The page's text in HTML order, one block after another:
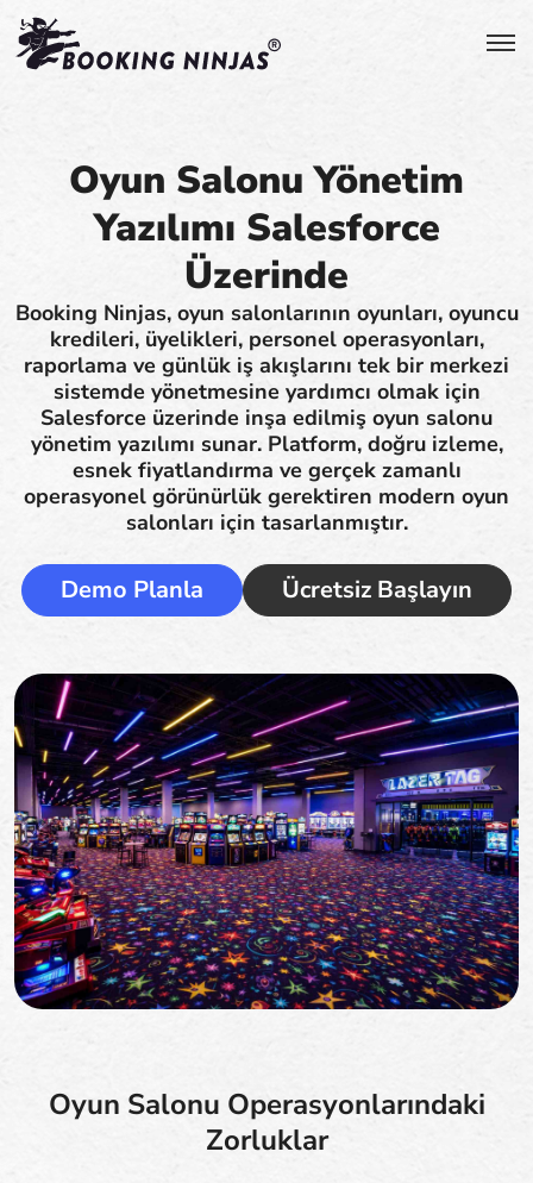
Oyun Salonu Yönetim
Yazılımı Salesforce
Üzerinde
Booking Ninjas, oyun salonlarının oyunları, oyuncu
kredileri, üyelikleri, personel operasyonları,
raporlama ve günlük iş akışlarını tek bir merkezi
sistemde yönetmesine yardımcı olmak için
Salesforce üzerinde inşa edilmiş oyun salonu
yönetim yazılımı sunar. Platform, doğru izleme,
esnek fiyatlandırma ve gerçek zamanlı
operasyonel görünürlük gerektiren modern oyun
salonları için tasarlanmıştır.
Demo Planla Ücretsiz Başlayın
Oyun Salonu Operasyonlarındaki
Zorluklar